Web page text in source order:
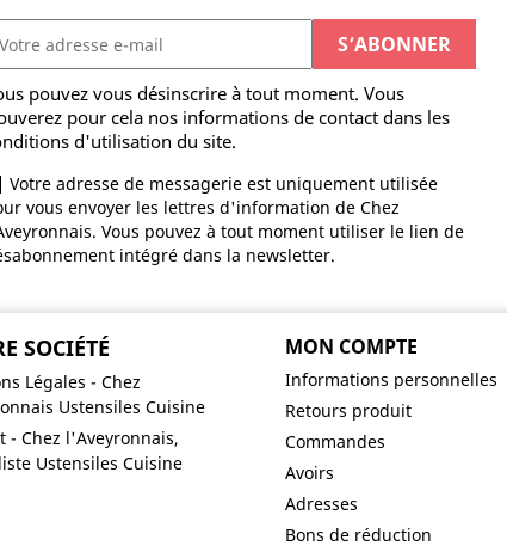
pouvez vous désinscrire à tout moment. Vous
pour cela nos informations de contact dans les
d'utilisation du site.
Votre adresse de messagerie est uniquement utilisée
vous envoyer les lettres d'information de Chez
Vous pouvez à tout moment utiliser le lien de
intégré dans la newsletter.
SOCIÉTÉ
Légales - Chez
Ustensiles Cuisine
- Chez l'Aveyronnais,
Ustensiles Cuisine
MON COMPTE
Informations personnelles
Retours produit
Commandes
Avoirs
Adresses
Bons de réduction